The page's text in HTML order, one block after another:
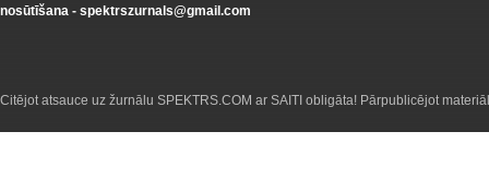
nosūtīšana - spektrszurnals@gmail.com
Citējot atsauce uz žurnālu SPEKTRS.COM ar SAITI obligāta! Pārpublicējot